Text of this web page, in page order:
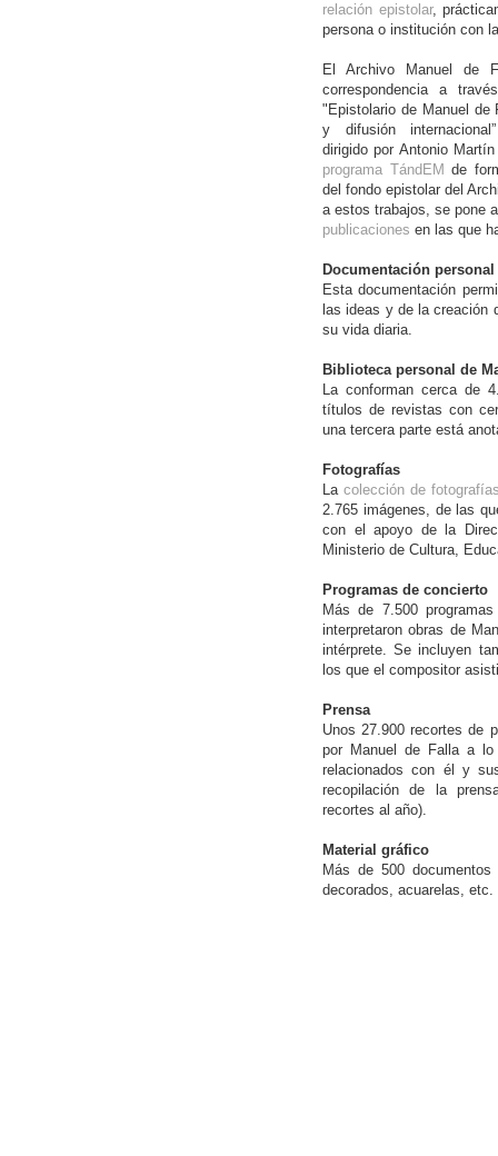
relación epistolar,
persona o institución con
El Archivo Manuel de
correspondencia a
"Epistolario de Manuel de
y difusión internacional”
dirigido por Antonio
programa TándEM de
del fondo epistolar del
a estos trabajos, se pone
publicaciones en las que
Documentación
Esta documentación
las ideas y de la creación
su vida diaria.
Biblioteca personal de
La conforman cerca de
títulos de revistas con
una tercera parte está
Fotografías
Lacolección de
2.765 imágenes, de las
con el apoyo de la
Ministerio de Cultura,
Programas de concierto
Más de 7.500
interpretaron obras de
intérprete. Se incluyen
los que el compositor
Prensa
Unos 27.900 recortes de
por Manuel de Falla a
relacionados con él y
recopilación de la
recortes al año).
Material gráfico
Más de 500
decorados, acuarelas, etc.